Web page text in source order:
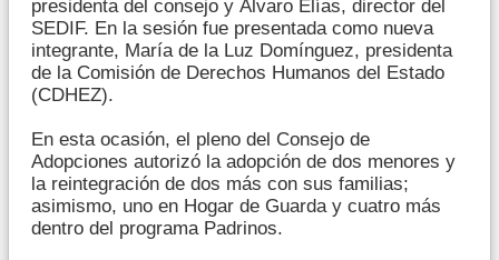
presidenta del consejo y Álvaro Elías, director del
SEDIF. En la sesión fue presentada como nueva
integrante, María de la Luz Domínguez, presidenta
de la Comisión de Derechos Humanos del Estado
(CDHEZ).
En esta ocasión, el pleno del Consejo de
Adopciones autorizó la adopción de dos menores y
la reintegración de dos más con sus familias;
asimismo, uno en Hogar de Guarda y cuatro más
dentro del programa Padrinos.